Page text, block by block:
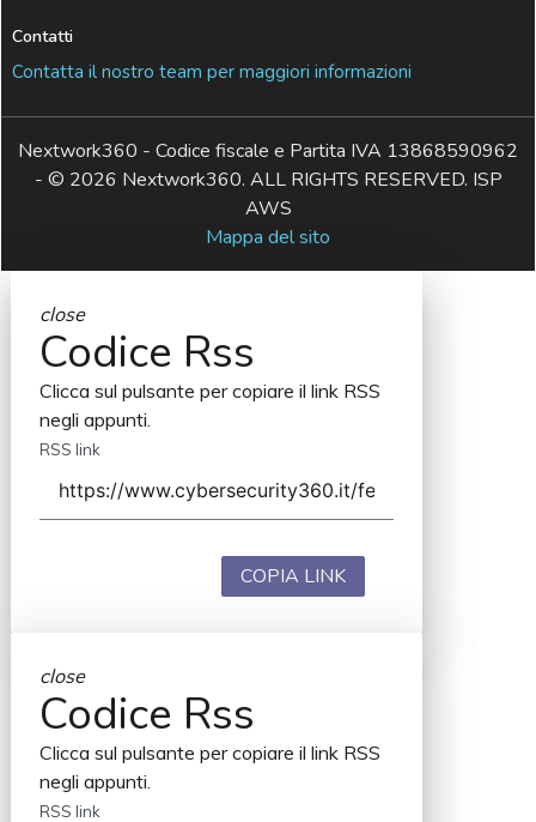
Contatti
Contatta il nostro team per maggiori informazioni
Nextwork360 - Codice fiscale e Partita IVA 13868590962
- © 2026 Nextwork360. ALL RIGHTS RESERVED. ISP
AWS
Mappa del sito
close
Codice Rss
Clicca sul pulsante per copiare il link RSS
negli appunti.
RSS link
COPIA LINK
close
Codice Rss
Clicca sul pulsante per copiare il link RSS
negli appunti.
RSS link